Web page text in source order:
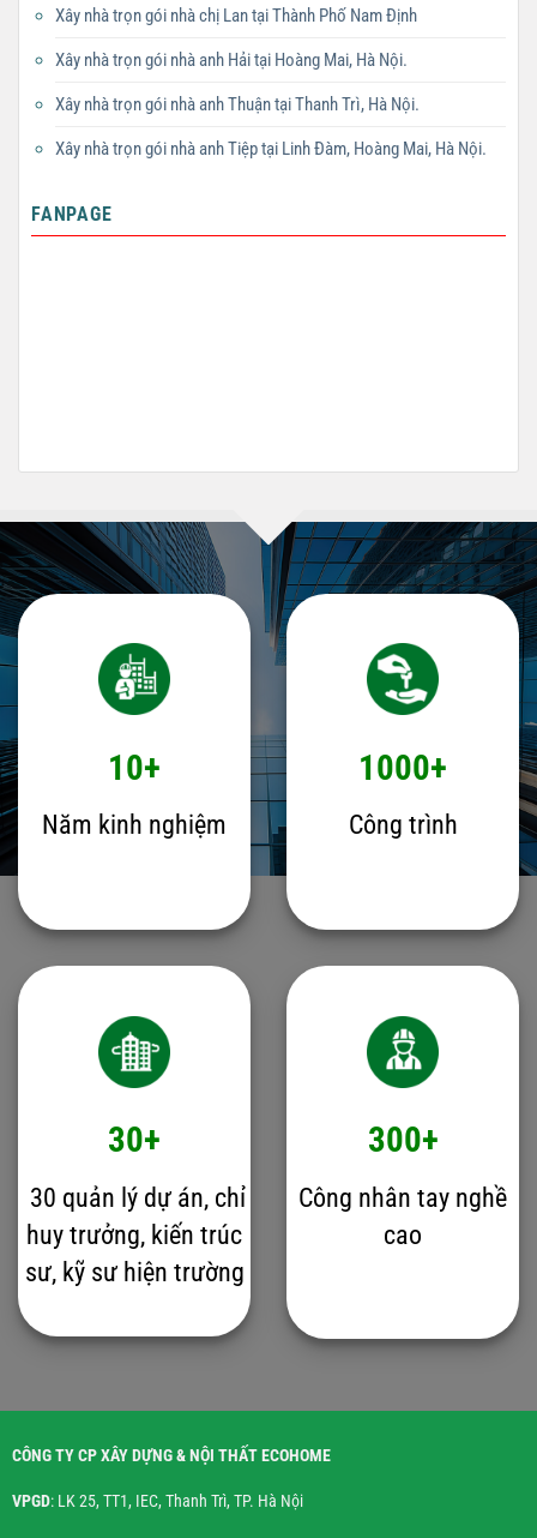
Xây nhà trọn gói nhà chị Lan tại Thành Phố Nam Định
Xây nhà trọn gói nhà anh Hải tại Hoàng Mai, Hà Nội.
Xây nhà trọn gói nhà anh Thuận tại Thanh Trì, Hà Nội.
Xây nhà trọn gói nhà anh Tiệp tại Linh Đàm, Hoàng Mai, Hà Nội.
FANPAGE
10+
Năm kinh nghiệm
1000+
Công trình
30+
30 quản lý dự án, chỉ
huy trưởng, kiến trúc
sư, kỹ sư hiện trường
300+
Công nhân tay nghề
cao
CÔNG TY CP XÂY DỰNG & NỘI THẤT ECOHOME
VPGD: LK 25, TT1, IEC, Thanh Trì, TP. Hà Nội